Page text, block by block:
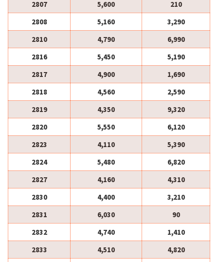
2807
5,600
210
2808
5,160
3,290
2810
4,790
6,990
2816
5,450
5,190
2817
4,900
1,690
2818
4,560
2,590
2819
4,350
9,320
2820
5,550
6,120
2823
4,110
5,390
2824
5,480
6,820
2827
4,160
4,310
2830
4,400
3,210
2831
6,030
90
2832
4,740
1,410
2833
4,510
4,820